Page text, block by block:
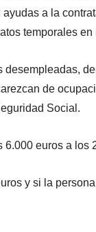
a la
temporales en
de
Social.
6.000 euros a los
y si la